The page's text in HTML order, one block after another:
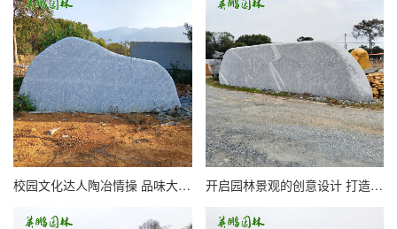
校园文化达人陶冶情操 品味大型花纹青石的魅力 竞猜刻字背后意义 开启园林景观的创意设计 打造美现休闲空间大型花纹青石材刻字石